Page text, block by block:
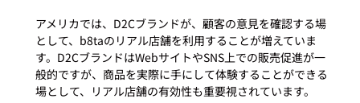
アメリカでは、D2Cブランドが、顧客の意見を確認する場
として、b8taのリアル店舗を利用することが増えていま
す。D2CブランドはWebサイトやSNS上での販売促進が一
般的ですが、商品を実際に手にして体験することができる
場として、リアル店舗の有効性も重要視されています。